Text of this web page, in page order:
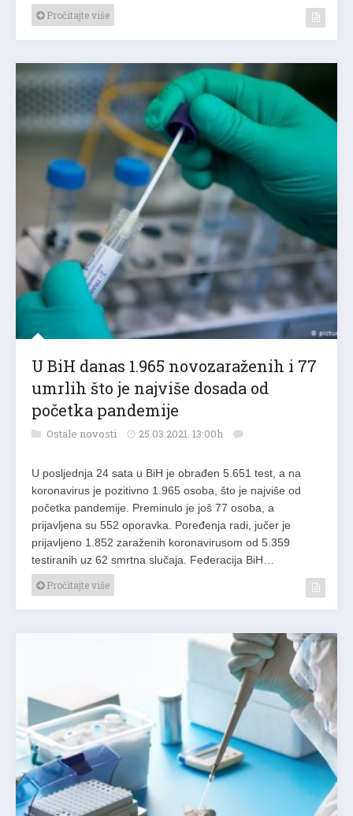
Pročitajte više
U BiH danas 1.965 novozaraženih i 77
umrlih što je najviše dosada od
početka pandemije
Ostale novosti 25.03.2021. 13:00h
U posljednja 24 sata u BiH je obrađen 5.651 test, a na
koronavirus je pozitivno 1.965 osoba, što je najviše od
početka pandemije. Preminulo je još 77 osoba, a
prijavljena su 552 oporavka. Poređenja radi, jučer je
prijavljeno 1.852 zaraženih koronavirusom od 5.359
testiranih uz 62 smrtna slučaja. Federacija BiH…
Pročitajte više